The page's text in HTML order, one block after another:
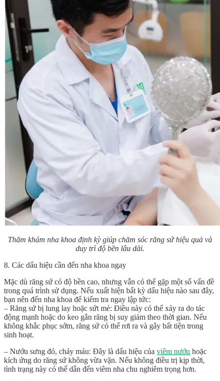
Thăm khám nha khoa định kỳ giúp chăm sóc răng sứ hiệu quả và
duy trì độ bền lâu dài.
8. Các dấu hiệu cần đến nha khoa ngay
Mặc dù răng sứ có độ bền cao, nhưng vẫn có thể gặp một số vấn đề
trong quá trình sử dụng. Nếu xuất hiện bất kỳ dấu hiệu nào sau đây,
bạn nên đến nha khoa để kiểm tra ngay lập tức:
– Răng sứ bị lung lay hoặc sứt mẻ: Điều này có thể xảy ra do tác
động mạnh hoặc do keo gắn răng bị suy giảm theo thời gian. Nếu
không khắc phục sớm, răng sứ có thể rơi ra và gây bất tiện trong
sinh hoạt.
– Nướu sưng đỏ, chảy máu: Đây là dấu hiệu của viêm nướu hoặc
kích ứng do răng sứ không vừa vặn. Nếu không điều trị kịp thời,
tình trạng này có thể dẫn đến viêm nha chu nghiêm trọng hơn.